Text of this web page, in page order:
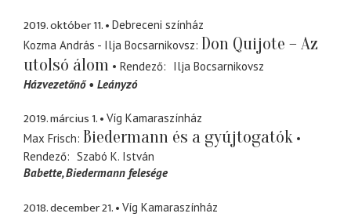
2019. október 11.
Debreceni színház
Kozma András - Ilja Bocsarnikovsz Don Quijote – Az
utolsó álom
Rendező
Ilja Bocsarnikovsz
Házvezetőnő
Leányzó
2019. március 1.
Víg Kamaraszínház
Max Frisch Biedermann és a gyújtogatók
Rendező
Szabó K. István
Babette Biedermann felesége
2018. december 21.
Víg Kamaraszínház